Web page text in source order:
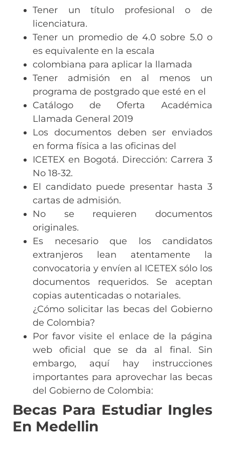
Tener un título profesional o de
licenciatura.
Tener un promedio de 4.0 sobre 5.0 o
es equivalente en la escala
colombiana para aplicar la llamada
Tener admisión en al menos un
programa de postgrado que esté en el
Catálogo de Oferta Académica
Llamada General 2019
Los documentos deben ser enviados
en forma física a las oficinas del
ICETEX en Bogotá. Dirección: Carrera 3
No 18-32.
El candidato puede presentar hasta 3
cartas de admisión.
No se requieren documentos
originales.
Es necesario que los candidatos
extranjeros lean atentamente la
convocatoria y envíen al ICETEX sólo los
documentos requeridos. Se aceptan
copias autenticadas o notariales.
¿Cómo solicitar las becas del Gobierno
de Colombia?
Por favor visite el enlace de la página
web oficial que se da al final. Sin
embargo, aquí hay instrucciones
importantes para aprovechar las becas
del Gobierno de Colombia:
Becas Para Estudiar Ingles
En Medellin